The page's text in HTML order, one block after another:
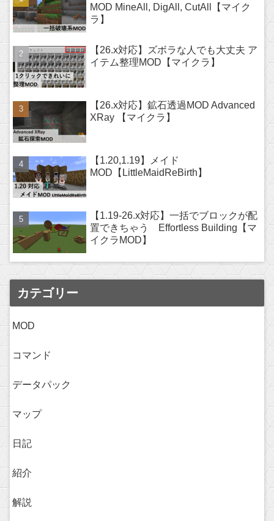
MOD MineAll, DigAll, CutAll【マイク
ラ】
【26.x対応】ズボラな人でも大丈夫 ア
イテム整理MOD【マイクラ】
【26.x対応】鉱石透過MOD Advanced
XRay 【マイクラ】
【1.20,1.19】メイド
MOD【LittleMaidReBirth】
【1.19-26.x対応】一括でブロックが配
置できちゃう Effortless Building【マ
イクラMOD】
カテゴリー
MOD
コマンド
データパック
マップ
日記
紹介
解説